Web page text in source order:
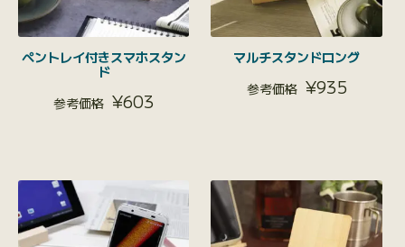
ペントレイ付きスマホスタン
ド
¥603
マルチスタンドロング
¥935